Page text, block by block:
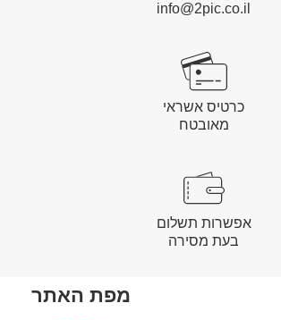
info@2pic.co.il
כרטיס אשראי
מאובטח
אפשרות תשלום
בעת מסירה
מפת האתר